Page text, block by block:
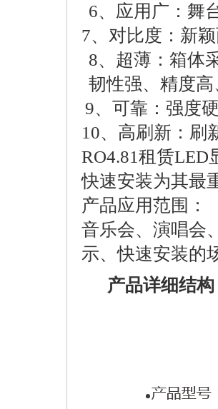
6、应用广：舞
7、对比度：新
8、超薄：箱体
韧性强、精度
9、可靠：强度
10、高刷新：刷
RO4.81租赁
快速安装为其最
产品应用范围
音乐会、演唱会
示、快速安装的
产品详细结